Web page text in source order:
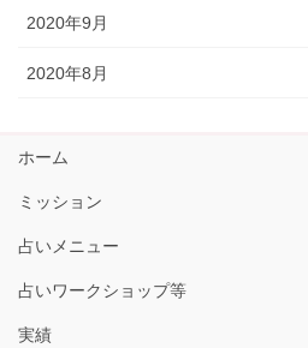
2020年9月
2020年8月
ホーム
ミッション
占いメニュー
占いワークショップ等
実績